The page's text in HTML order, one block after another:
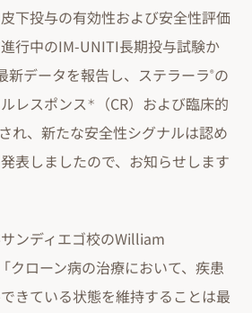
下投与の有効性および安全性評価
行中のIM-UNITI長期投与試験か
新データを報告し、ステラーラ®の
レスポンス＊
（CR）および臨床的
れ、新たな安全性シグナルは認め
表しましたので、お知らせします
ンディエゴ校のWilliam
クローン病の治療において、疾患
きている状態を維持することは最